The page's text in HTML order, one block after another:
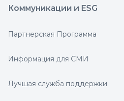
Коммуникации и ESG
Партнерская Программа
Информация для СМИ
Лучшая служба поддержки